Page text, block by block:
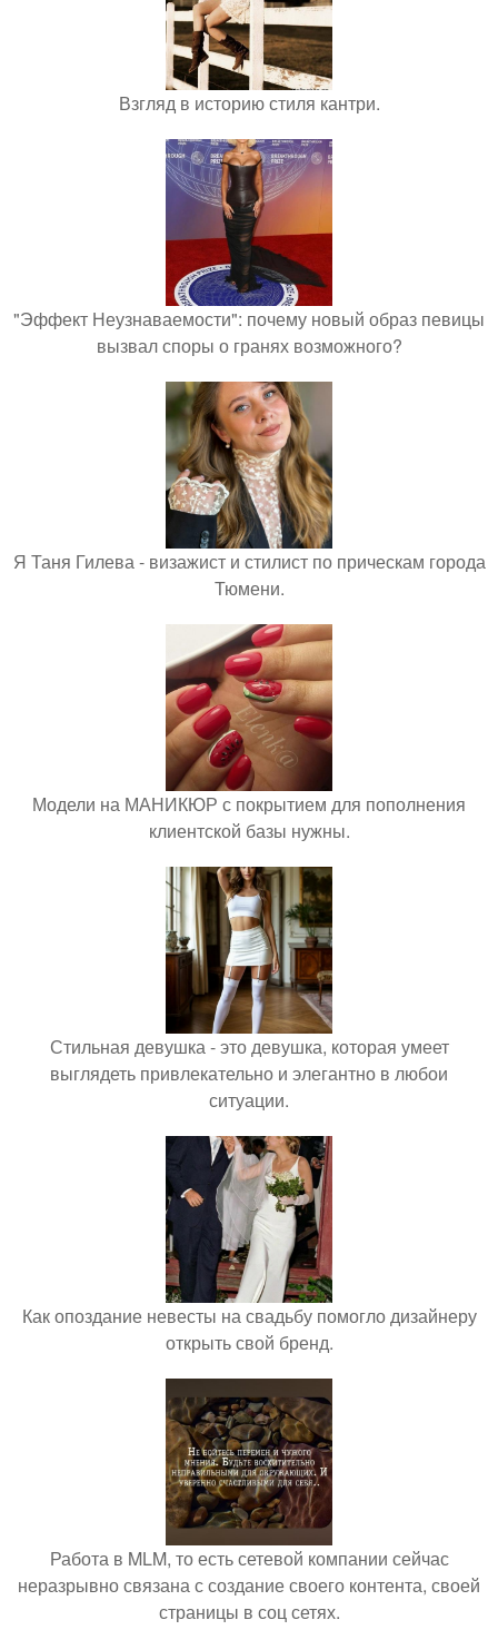
Взгляд в историю стиля кантри.
"Эффект Неузнаваемости": почему новый образ певицы
вызвал споры о гранях возможного?
Я Таня Гилева - визажист и стилист по прическам города
Тюмени.
Модели на МАНИКЮР с покрытием для пополнения
клиентской базы нужны.
Стильная девушка - это девушка, которая умеет
выглядеть привлекательно и элегантно в любои
ситуации.
Как опоздание невесты на свадьбу помогло дизайнеру
открыть свой бренд.
Работа в MLM, то есть сетевой компании сейчас
неразрывно связана с создание своего контента, своей
страницы в соц сетях.